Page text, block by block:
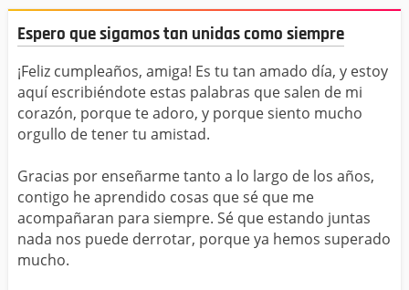
Espero que sigamos tan unidas como siempre
¡Feliz cumpleaños, amiga! Es tu tan amado día, y estoy
aquí escribiéndote estas palabras que salen de mi
corazón, porque te adoro, y porque siento mucho
orgullo de tener tu amistad.
Gracias por enseñarme tanto a lo largo de los años,
contigo he aprendido cosas que sé que me
acompañaran para siempre. Sé que estando juntas
nada nos puede derrotar, porque ya hemos superado
mucho.